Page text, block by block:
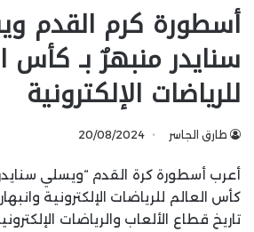
أسطورة كرم القدم
سنايدر منبهرٌ بـ كأس
للرياضات الإلكترونية
طارق الجاسر 20/08/2024
أعرب أسطورة كرة القدم “ويسلي
كأس العالم للرياضات الإلكترونية
تاريخ قطاع الألعاب والرياضات